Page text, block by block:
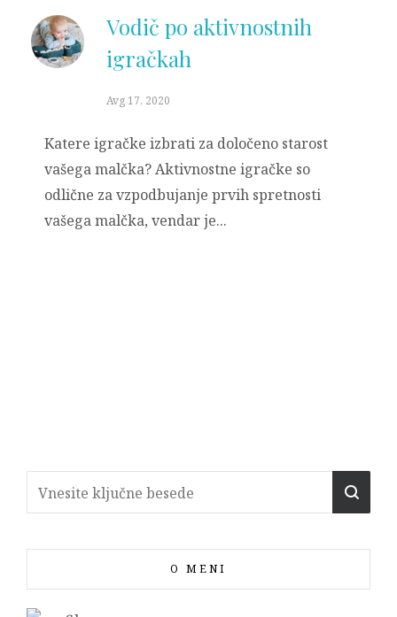
Vodič po aktivnostnih
igračkah
Avg 17, 2020
Katere igračke izbrati za določeno starost
vašega malčka? Aktivnostne igračke so
odlične za vzpodbujanje prvih spretnosti
vašega malčka, vendar je...
O MENI